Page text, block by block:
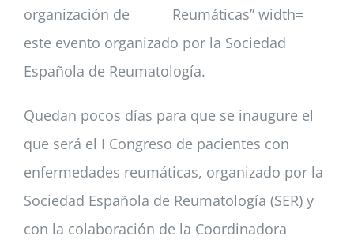
organización de
este evento organizado por la Sociedad
Española de Reumatología.
Quedan pocos días para que se inaugure el
que será el I Congreso de pacientes con
enfermedades reumáticas, organizado por la
Sociedad Española de Reumatología (SER) y
con la colaboración de la Coordinadora